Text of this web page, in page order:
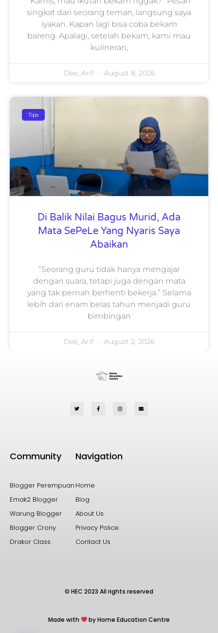
singkat dari seorang teman, langsung saya
iyakan. Kapan lagi bisa coba bekam
bareng. Apalagi, setelah bekam, kami mau
kulineran,
Dee_Arif August 8, 2026
Tips
Di Balik Nilai Bagus Murid, Ada
Mata SePeLe Yang Nyaris Saya
Abaikan
“Seorang guru tidak hanya mengajar
dengan suara, tetapi juga dengan mata
yang tak pernah berhenti bekerja.” Selama
lebih dari enam belas tahun menjadi guru
bimbingan
Dee_Arif August 2, 2026
Community
Blogger Perempuan
Emak2 Blogger
Warung Blogger
Blogger Crony
Drakor Class
Navigation
Home
Blog
About Us
Privacy Police
Contact Us
© HEC 2023 All rights reserved
Made with by Home Education Centre